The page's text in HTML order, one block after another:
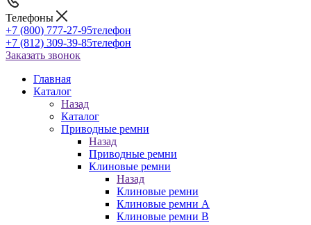
Телефоны
+7 (800) 777-27-95телефон
+7 (812) 309-39-85телефон
Заказать звонок
Главная
Каталог
Назад
Каталог
Приводные ремни
Назад
Приводные ремни
Клиновые ремни
Назад
Клиновые ремни
Клиновые ремни A
Клиновые ремни B